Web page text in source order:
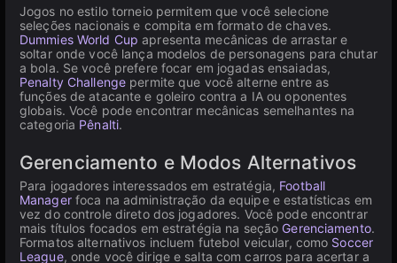
Jogos no estilo torneio permitem que você selecione
seleções nacionais e compita em formato de chaves.
Dummies World Cup apresenta mecânicas de arrastar e
soltar onde você lança modelos de personagens para chutar
a bola. Se você prefere focar em jogadas ensaiadas,
Penalty Challenge permite que você alterne entre as
funções de atacante e goleiro contra a IA ou oponentes
globais. Você pode encontrar mecânicas semelhantes na
categoria Pênalti.
Gerenciamento e Modos Alternativos
Para jogadores interessados em estratégia, Football
Managerfoca na administração da equipe e estatísticas em
vez do controle direto dos jogadores. Você pode encontrar
mais títulos focados em estratégia na seção Gerenciamento.
Formatos alternativos incluem futebol veicular, como Soccer
League, onde você dirige e salta com carros para acertar a